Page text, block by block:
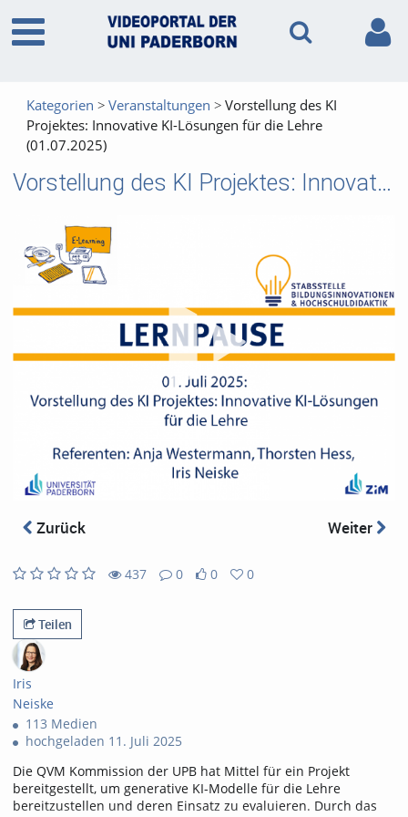
Kategorien Veranstaltungen
Vorstellung des KI
Projektes: Innovative KI-Lösungen für die Lehre
(01.07.2025)
Vorstellung des KI Projektes: Innovative KI-Lösungen für die Lehre (01.07.2025)
Zurück Weiter
437
views
0
Kommentare
0
likes
0
favorites
Teilen
Iris
Neiske
113 Medien
hochgeladen 11. Juli 2025
Die QVM Kommission der UPB hat Mittel für ein Projekt
bereitgestellt, um generative KI-Modelle für die Lehre
bereitzustellen und deren Einsatz zu evaluieren. Durch das